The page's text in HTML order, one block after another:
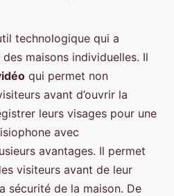
technologique qui a
maisons individuelles. Il
qui permet non
avant d’ouvrir la
leurs visages pour une
avec
avantages. Il permet
visiteurs avant de leur
sécurité de la maison. De